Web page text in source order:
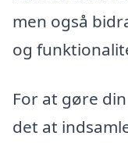
men også
og
For at gøre
det at